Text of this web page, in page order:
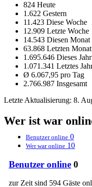
824 Heute
1.622 Gestern
11.423 Diese Woche
12.909 Letzte Woche
14.543 Diesen Monat
63.868 Letzten Monat
1.695.646 Dieses Jahr
1.071.341 Letztes
Ø 6.067,95 pro Tag
2.766.987 Insgesamt
Letzte Aktualisierung: 8.
Wer ist war
Benutzer online 0
Wer war online 10
Benutzer online 0
zur Zeit sind 594 Gäste